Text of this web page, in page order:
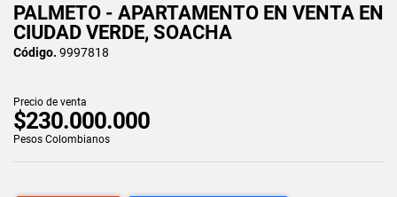
PALMETO - APARTAMENTO EN VENTA EN
CIUDAD VERDE, SOACHA
Código. 9997818
Precio de venta
$230.000.000
Pesos Colombianos